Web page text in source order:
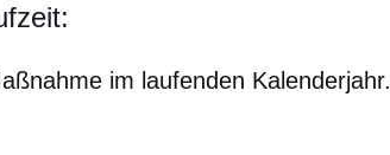
im laufenden Kalenderjahr.